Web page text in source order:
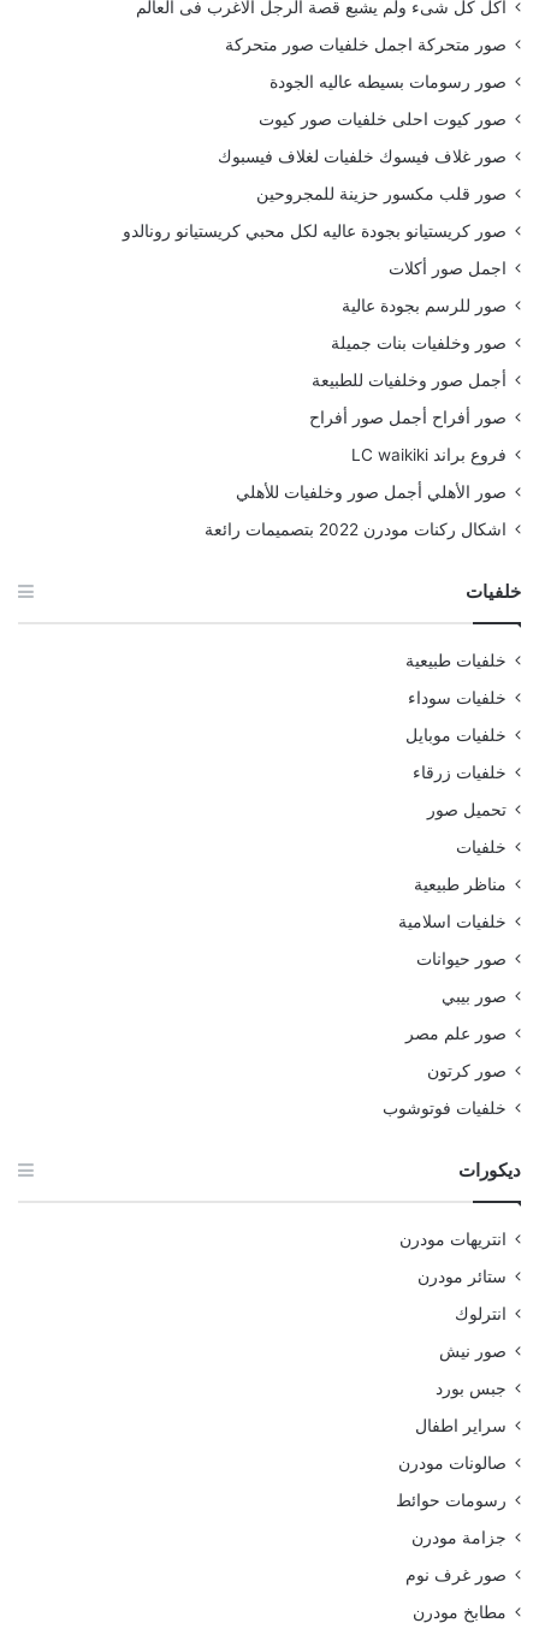
أكل كل شىء ولم يشبع قصة الرجل الاغرب فى العالم
صور متحركة اجمل خلفيات صور متحركة
صور رسومات بسيطه عاليه الجودة
صور كيوت احلى خلفيات صور كيوت
صور غلاف فيسوك خلفيات لغلاف فيسبوك
صور قلب مكسور حزينة للمجروحين
صور كريستيانو بجودة عاليه لكل محبي كريستيانو رونالدو
اجمل صور أكلات
صور للرسم بجودة عالية
صور وخلفيات بنات جميلة
أجمل صور وخلفيات للطبيعة
صور أفراح أجمل صور أفراح
فروع براند LC waikiki
صور الأهلي أجمل صور وخلفيات للأهلي
اشكال ركنات مودرن 2022 بتصميمات رائعة
خلفيات
خلفيات طبيعية
خلفيات سوداء
خلفيات موبايل
خلفيات زرقاء
تحميل صور
خلفيات
مناظر طبيعية
خلفيات اسلامية
صور حيوانات
صور بيبي
صور علم مصر
صور كرتون
خلفيات فوتوشوب
ديكورات
انتريهات مودرن
ستائر مودرن
انترلوك
صور نيش
جبس بورد
سراير اطفال
صالونات مودرن
رسومات حوائط
جزامة مودرن
صور غرف نوم
مطابخ مودرن